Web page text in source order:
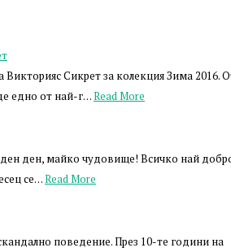
Сикрет за колекция Зима 2016.
едно от най-г…Read More
ден, майко чудовище! Всичко най
се…Read More
поведение. През 10-те години на